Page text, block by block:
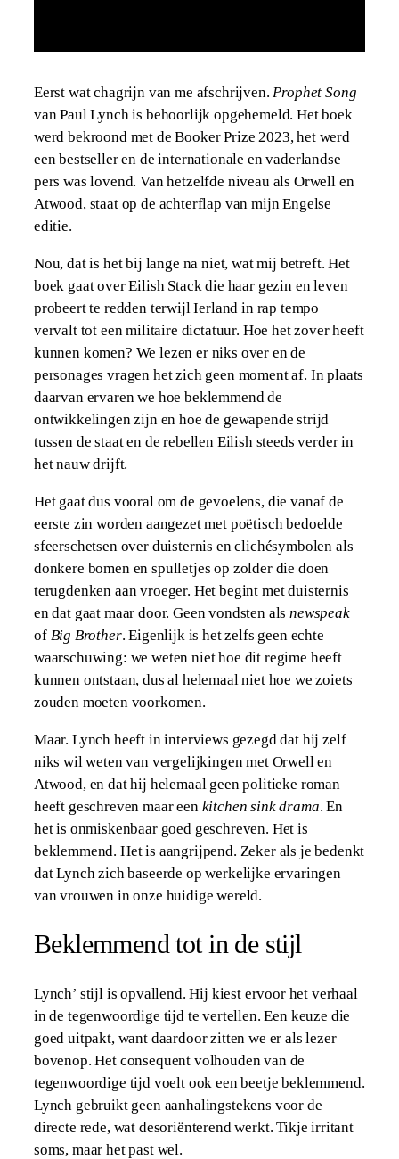
Eerst wat chagrijn van me afschrijven.Prophet Song
van Paul Lynch is behoorlijk opgehemeld. Het boek
werd bekroond met de Booker Prize 2023, het werd
een bestseller en de internationale en vaderlandse
pers was lovend. Van hetzelfde niveau als Orwell en
Atwood, staat op de achterflap van mijn Engelse
editie.
Nou, dat is het bij lange na niet, wat mij betreft. Het
boek gaat over Eilish Stack die haar gezin en leven
probeert te redden terwijl Ierland in rap tempo
vervalt tot een militaire dictatuur. Hoe het zover heeft
kunnen komen? We lezen er niks over en de
personages vragen het zich geen moment af. In plaats
daarvan ervaren we hoe beklemmend de
ontwikkelingen zijn en hoe de gewapende strijd
tussen de staat en de rebellen Eilish steeds verder in
het nauw drijft.
Het gaat dus vooral om de gevoelens, die vanaf de
eerste zin worden aangezet met poëtisch bedoelde
sfeerschetsen over duisternis en clichésymbolen als
donkere bomen en spulletjes op zolder die doen
terugdenken aan vroeger. Het begint met duisternis
en dat gaat maar door. Geen vondsten alsnewspeak
of Big Brother. Eigenlijk is het zelfs geen echte
waarschuwing: we weten niet hoe dit regime heeft
kunnen ontstaan, dus al helemaal niet hoe we zoiets
zouden moeten voorkomen.
Maar. Lynch heeft in interviews gezegd dat hij zelf
niks wil weten van vergelijkingen met Orwell en
Atwood, en dat hij helemaal geen politieke roman
heeft geschreven maar een kitchen sink drama. En
het is onmiskenbaar goed geschreven. Het is
beklemmend. Het is aangrijpend. Zeker als je bedenkt
dat Lynch zich baseerde op werkelijke ervaringen
van vrouwen in onze huidige wereld.
Beklemmend tot in de stijl
Lynch’ stijl is opvallend. Hij kiest ervoor het verhaal
in de tegenwoordige tijd te vertellen. Een keuze die
goed uitpakt, want daardoor zitten we er als lezer
bovenop. Het consequent volhouden van de
tegenwoordige tijd voelt ook een beetje beklemmend.
Lynch gebruikt geen aanhalingstekens voor de
directe rede, wat desoriënterend werkt. Tikje irritant
soms, maar het past wel.